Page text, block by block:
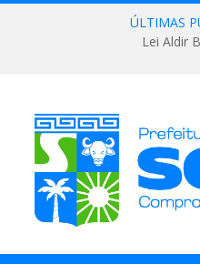
ÚLTIMAS
Lei Aldir